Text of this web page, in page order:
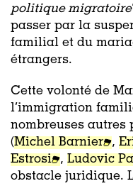
politique migratoire
passer par la
familial et du
étrangers.
Cette volonté de
l’immigration
nombreuses
(Michel Barnier ,
Estrosi
, Ludovic
obstacle juridique.